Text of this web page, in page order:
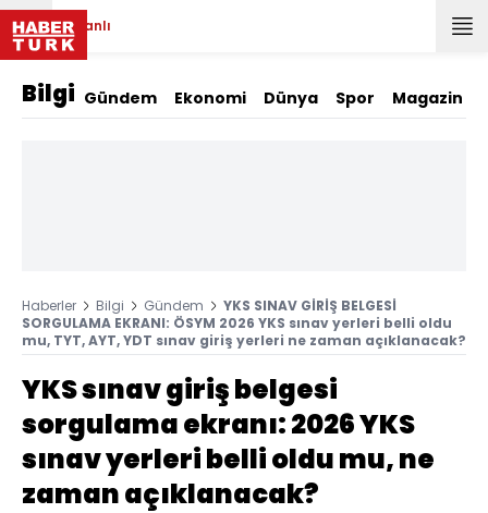
Canlı
Bilgi Gündem Ekonomi Dünya Spor Magazin
Haberler Bilgi Gündem
YKS SINAV GİRİŞ BELGESİ
SORGULAMA EKRANI: ÖSYM 2026 YKS sınav yerleri belli oldu
mu, TYT, AYT, YDT sınav giriş yerleri ne zaman açıklanacak?
YKS sınav giriş belgesi
sorgulama ekranı: 2026 YKS
sınav yerleri belli oldu mu, ne
zaman açıklanacak?